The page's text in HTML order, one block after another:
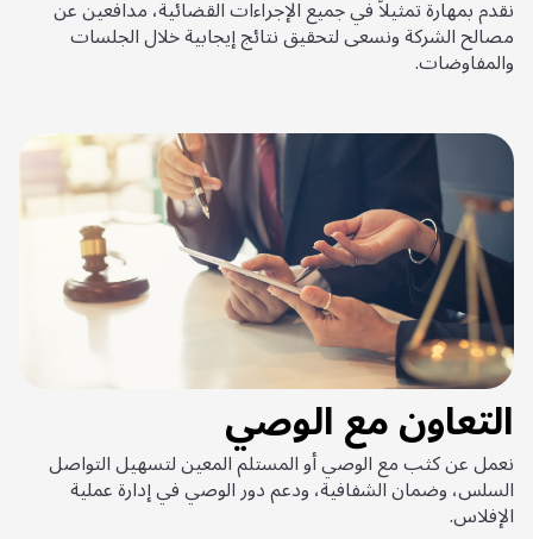
نقدم بمهارة تمثيلاً في جميع الإجراءات القضائية، مدافعين عن
مصالح الشركة ونسعى لتحقيق نتائج إيجابية خلال الجلسات
والمفاوضات.
التعاون مع الوصي
نعمل عن كثب مع الوصي أو المستلم المعين لتسهيل التواصل
السلس، وضمان الشفافية، ودعم دور الوصي في إدارة عملية
الإفلاس.